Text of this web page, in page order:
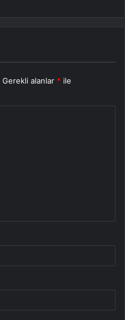
Gerekli alanlar * ile